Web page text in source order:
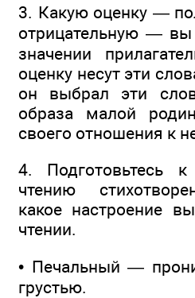
3. Какую оценку —
отрицательную — вы
значении
оценку несут эти
он выбрал эти
образа малой
своего отношения к
4. Подготовьтесь к
чтению
какое настроение
чтении.
• Печальный —
грустью.